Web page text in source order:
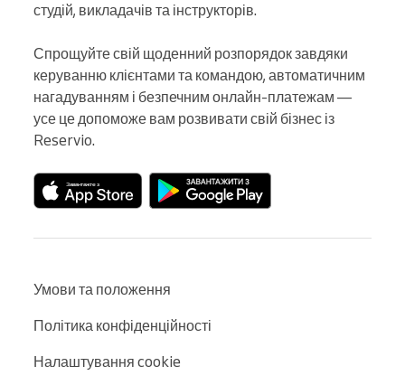
студій, викладачів та інструкторів.
Спрощуйте свій щоденний розпорядок завдяки
керуванню клієнтами та командою, автоматичним
нагадуванням і безпечним онлайн-платежам —
усе це допоможе вам розвивати свій бізнес із
Reservio.
Умови та положення
Політика конфіденційності
Налаштування cookie